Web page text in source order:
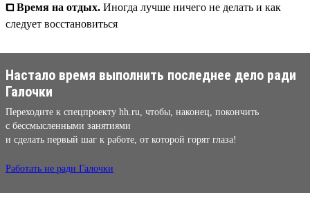
⧠ Время на отдых. Иногда лучше ничего не делать и как
следует восстановиться
Настало время выполнить последнее дело ради
Галочки
Переходите к спецпроекту hh.ru, чтобы, наконец, покончить
с бессмысленными занятиями
и сделать первый шаг к работе, от которой горят глаза!
Работать не ради Галочки